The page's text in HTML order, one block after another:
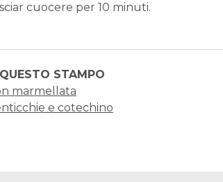
cuocere per 10 minuti.
STAMPO
marmellata
e cotechino